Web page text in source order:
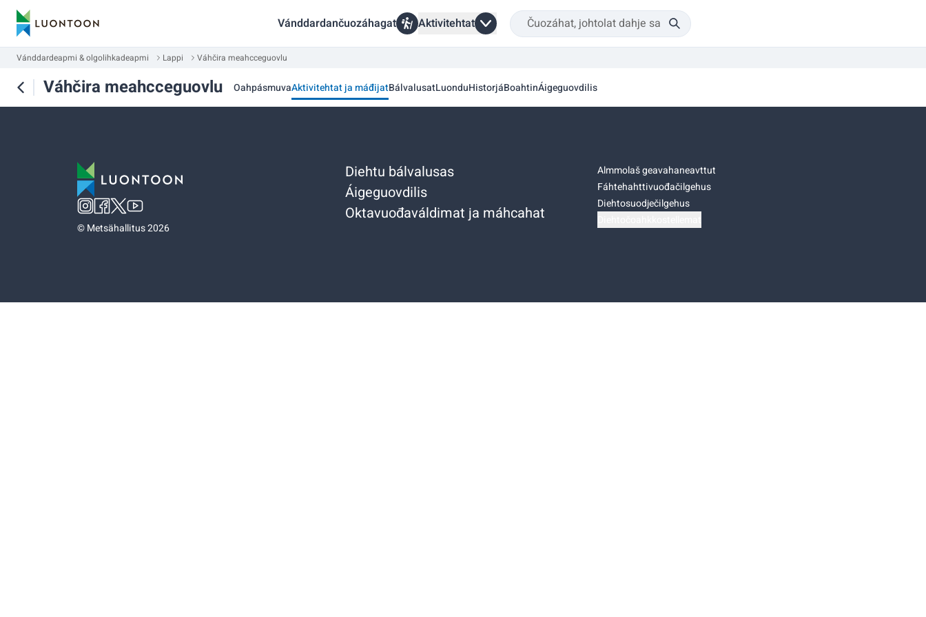
Vánddardančuozáhagat Aktivitehtat
Vánddardeapmi & olgolihkadeapmi Lappi Váhčira meahcceguovlu
Váhčira meahcceguovlu OahpásmuvaAktivitehtat ja máđijatBálvalusatLuonduHistorjáBoahtinÁigeguovdilis
©Metsähallitus 2026
Diehtu bálvalusas
Áigeguovdilis
Oktavuođaváldimat ja máhcahat
Almmolaš geavahaneavttut
Fáhtehahttivuođačilgehus
Diehtosuodječilgehus